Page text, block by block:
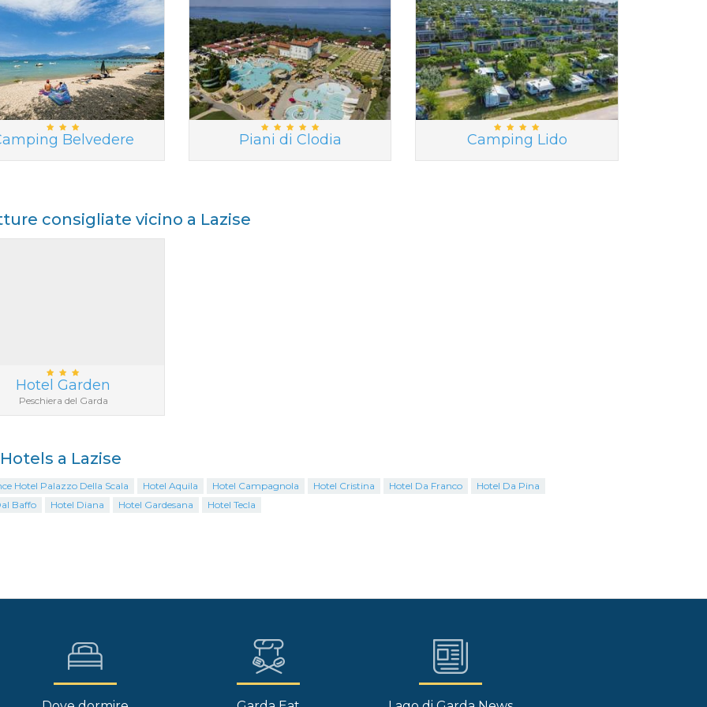
Belvedere Piani di Clodia Camping Lido
consigliate vicino a Lazise
Hotel Garden
Peschiera del Garda
a Lazise
Hotel Palazzo Della Scala Hotel Aquila Hotel Campagnola Hotel Cristina Hotel Da Franco
Hotel Da Pina
Baffo
Hotel Diana Hotel Gardesana Hotel Tecla